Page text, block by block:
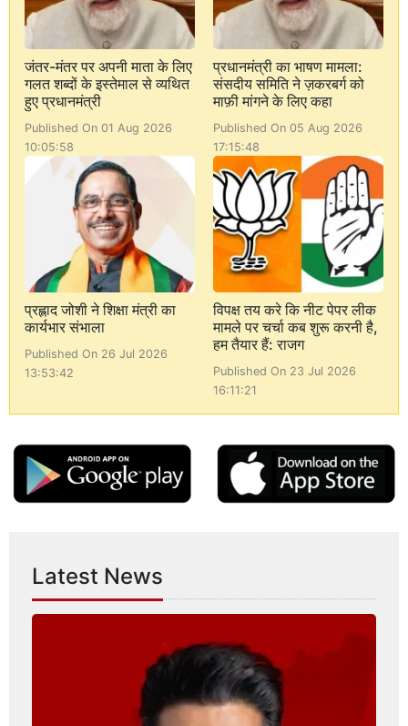
जंतर-मंतर पर अपनी माता के लिए
गलत शब्दों के इस्तेमाल से व्यथित
हुए प्रधानमंत्री
Published On 01 Aug 2026
10:05:58
प्रधानमंत्री का भाषण मामला:
संसदीय समिति ने ज़करबर्ग को
माफ़ी मांगने के लिए कहा
Published On 05 Aug 2026
17:15:48
प्रह्लाद जोशी ने शिक्षा मंत्री का
कार्यभार संभाला
Published On 26 Jul 2026
13:53:42
विपक्ष तय करे कि नीट पेपर लीक
मामले पर चर्चा कब शुरू करनी है,
हम तैयार हैं: राजग
Published On 23 Jul 2026
16:11:21
Latest News